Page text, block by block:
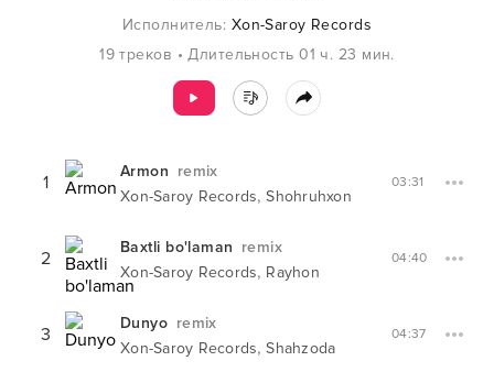
Исполнитель: Xon-Saroy Records
19 треков •Длительность 01 ч. 23 мин.
1 Armon remix
Xon-Saroy Records,Shohruhxon
03:31
2 Baxtli bo'laman remix
Xon-Saroy Records, Rayhon
04:40
3 Dunyo remix
Xon-Saroy Records,Shahzoda
04:37